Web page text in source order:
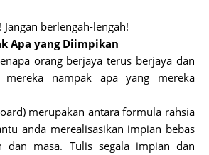
berlengah-lengah!
Apa yang Diimpikan
orang berjaya terus berjaya dan
nampak apa yang mereka
merupakan antara formula rahsia
anda merealisasikan impian bebas
dan masa. Tulis segala impian dan